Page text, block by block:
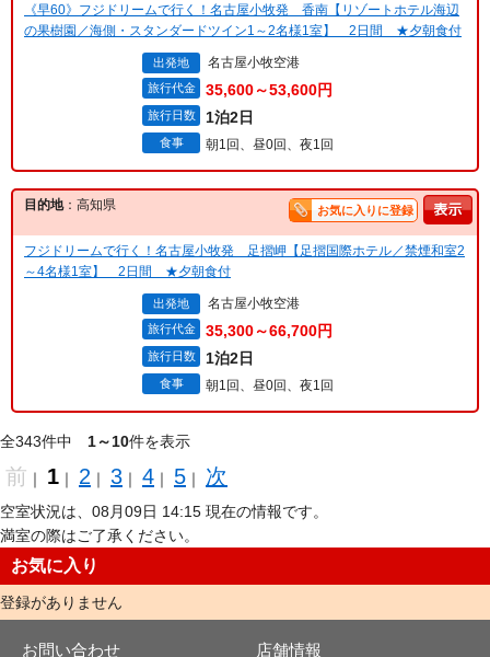
《早60》フジドリームで行く！名古屋小牧発 香南【リゾートホテル海辺
の果樹園／海側・スタンダードツイン1～2名様1室】 2日間 ★夕朝食付
出発地 名古屋小牧空港
旅行代金 35,600～53,600円
旅行日数 1泊2日
食事 朝1回、昼0回、夜1回
目的地：高知県 お気に入りに登録
フジドリームで行く！名古屋小牧発 足摺岬【足摺国際ホテル／禁煙和室2
～4名様1室】 2日間 ★夕朝食付
出発地 名古屋小牧空港
旅行代金 35,300～66,700円
旅行日数 1泊2日
食事 朝1回、昼0回、夜1回
全343件中 1～10件を表示
前 ｜ 1 ｜ 2 ｜ 3 ｜ 4 ｜ 5 ｜ 次
空室状況は、08月09日 14:15 現在の情報です。
満室の際はご了承ください。
お気に入り
登録がありません
お問い合わせ 店舗情報